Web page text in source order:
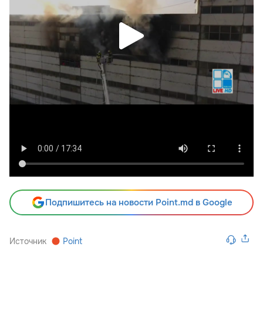
Подпишитесь на новости Point.md в Google
Источник Point